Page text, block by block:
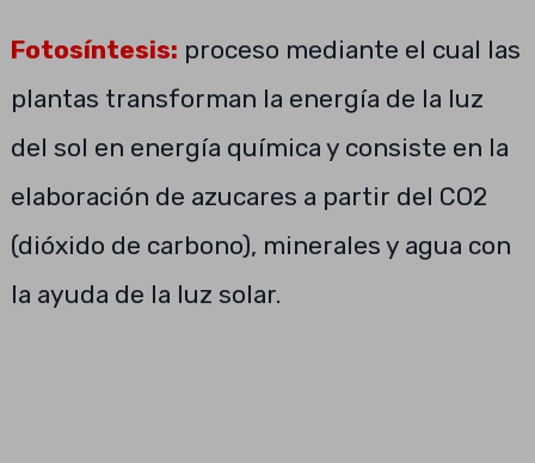
Fotosíntesis: proceso mediante el cual las
plantas transforman la energía de la luz
del sol en energía química y consiste en la
elaboración de azucares a partir del CO2
(dióxido de carbono), minerales y agua con
la ayuda de la luz solar.